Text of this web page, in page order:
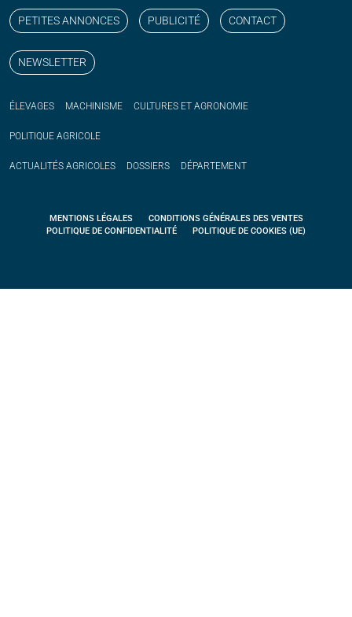
PETITES ANNONCES PUBLICITÉ CONTACT
NEWSLETTER
ÉLEVAGES MACHINISME CULTURES ET AGRONOMIE
POLITIQUE AGRICOLE
ACTUALITÉS AGRICOLES DOSSIERS DÉPARTEMENT
MENTIONS LÉGALES
CONDITIONS GÉNÉRALES DES VENTES
POLITIQUE DE CONFIDENTIALITÉ
POLITIQUE DE COOKIES (UE)